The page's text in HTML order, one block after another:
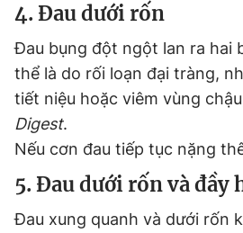
4. Đau dưới rốn
Đau bụng đột ngột lan ra hai
thể là do rối loạn đại tràng,
tiết niệu hoặc viêm vùng
Digest.
Nếu cơn đau tiếp tục nặng
5. Đau dưới rốn và đầy
Đau xung quanh và dưới rốn